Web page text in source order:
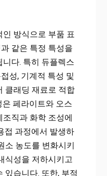
방식으로 부품 표
같은 특정 특성을
다. 특히 듀플렉스
성, 기계적 특성 및
클래딩 재료로 적합
페라이트와 오스
직과 화학 조성에
접 과정에서 발생하
소 농도를 변화시키
식성을 저하시키고
있습니다. 또한, 부적